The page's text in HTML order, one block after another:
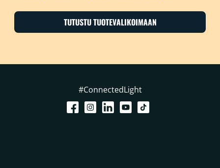
TUTUSTU TUOTEVALIKOIMAAN
#ConnectedLight